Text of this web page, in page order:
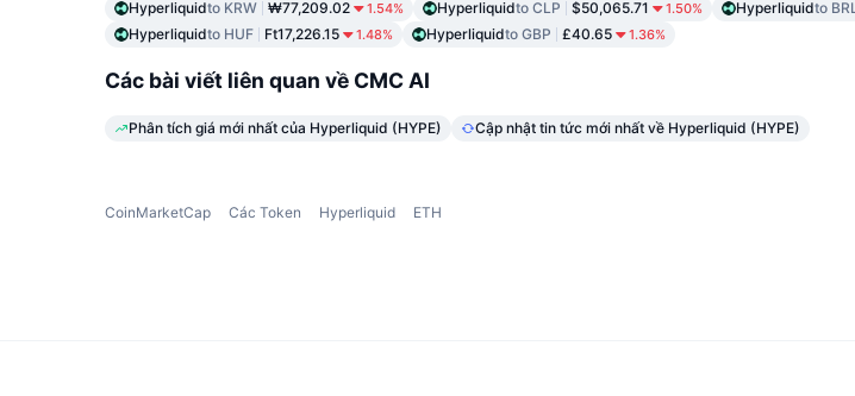
Hyperliquidto KRW ₩77,209.02 1.54% Hyperliquidto CLP $50,065.71 1.50% Hyperliquidto BRL
Hyperliquidto HUF Ft17,226.15 1.48% Hyperliquidto GBP £40.65 1.36%
Các bài viết liên quan về CMC AI
Phân tích giá mới nhất của Hyperliquid (HYPE) Cập nhật tin tức mới nhất về Hyperliquid (HYPE)
CoinMarketCap Các Token Hyperliquid ETH